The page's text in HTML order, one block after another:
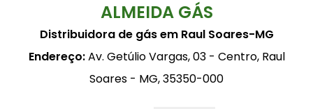
ALMEIDA GÁS
Distribuidora de gás em Raul Soares-MG
Endereço:Av. Getúlio Vargas, 03 - Centro, Raul
Soares - MG, 35350-000